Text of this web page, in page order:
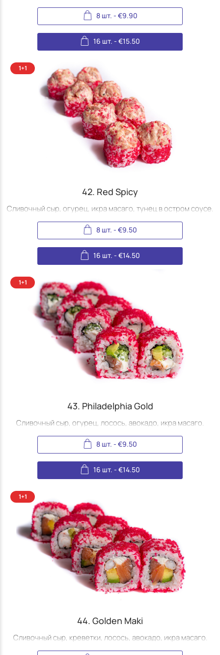
8 шт. - €9.90
16 шт. - €15.50
42. Red Spicy
Сливочный сыр, огурец, икра масаго, тунец в остром соусе.
8 шт. - €9.50
16 шт. - €14.50
43. Philadelphia Gold
Сливочный сыр, огурец, лосось, авокадо, икра масаго.
8 шт. - €9.50
16 шт. - €14.50
44. Golden Maki
Сливочный сыр, креветки, лосось, авокадо, икра масаго.